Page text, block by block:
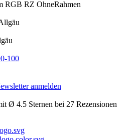
100
anmelden
Ø 4.5 Sternen bei 27 Rezensionen